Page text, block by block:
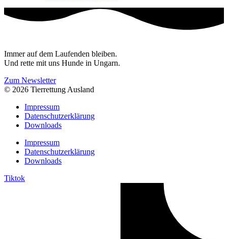
Immer auf dem Laufenden bleiben.
Und rette mit uns Hunde in Ungarn.
Zum Newsletter
© 2026 Tierrettung Ausland
Impressum
Datenschutzerklärung
Downloads
Impressum
Datenschutzerklärung
Downloads
Tiktok